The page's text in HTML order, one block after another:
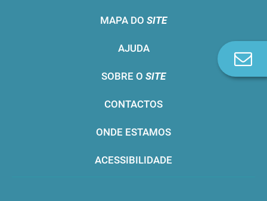
MAPA DO SITE
AJUDA
SOBRE O SITE
CONTACTOS
ONDE ESTAMOS
ACESSIBILIDADE